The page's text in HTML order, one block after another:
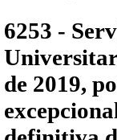
6253 -
de 2019,